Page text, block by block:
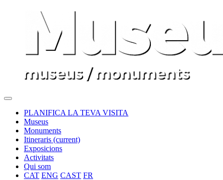
PLANIFICA LA TEVA VISITA
Museus
Monuments
Itineraris (current)
Exposicions
Activitats
Qui som
CAT ENG CAST FR